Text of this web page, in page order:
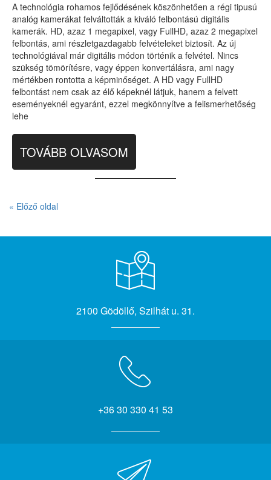
A technológia rohamos fejlődésének köszönhetően a régi tipusú
analóg kamerákat felváltották a kiváló felbontású digitális
kamerák. HD, azaz 1 megapixel, vagy FullHD, azaz 2 megapixel
felbontás, ami részletgazdagabb felvételeket biztosít. Az új
technológiával már digitális módon történik a felvétel. Nincs
szükség tömörítésre, vagy éppen konvertálásra, ami nagy
mértékben rontotta a képminőséget. A HD vagy FullHD
felbontást nem csak az élő képeknél látjuk, hanem a felvett
eseményeknél egyaránt, ezzel megkönnyítve a felismerhetőség
lehe
TOVÁBB OLVASOM
« Előző oldal
2100 Gödöllő, Szilhát u. 31.
+36 30 330 41 53